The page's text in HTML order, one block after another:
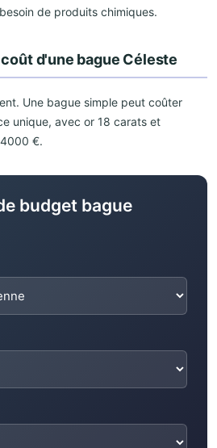
de produits chimiques.
d'une bague Céleste
Une bague simple peut coûter
unique, avec or 18 carats et
€.
budget bague